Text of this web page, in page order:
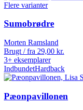
Flere varianter
Sumobrødre
Morten Ramsland
Brugt / fra 29,00 kr.
3+ eksemplarer
IndbundetHardback
Pæonpavillonen